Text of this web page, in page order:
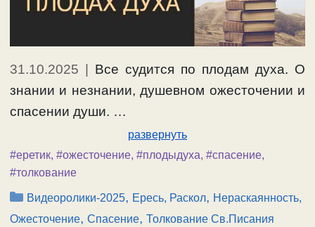
31.10.2025
Все судится по плодам духа. О
знании и незнании, душевном ожесточении и
спасении души. …
развернуть
#еретик, #ожесточение, #плодыдуха, #спасение,
#толкование
Рубрики
Видеоролики-2025, Ересь, Раскол, Нераскаянность,
Ожесточение, Спасение, Толкование Св.Писания